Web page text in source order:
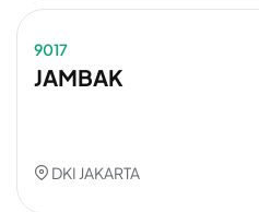
9017
JAMBAK
DKI JAKARTA